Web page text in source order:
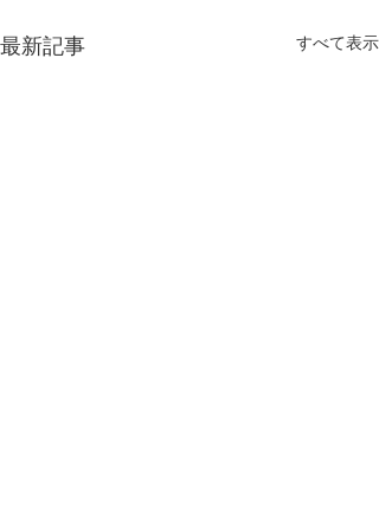
最新記事 すべて表示